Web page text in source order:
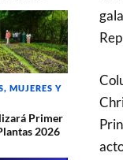
MUJERES Y
Primer
2026